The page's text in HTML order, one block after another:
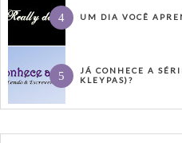
UM DIA VOCÊ
JÁ CONHECE A
KLEYPAS)?